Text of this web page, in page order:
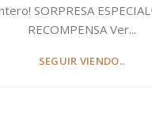
SORPRESA
RECOMPENSA Ver...
SEGUIR VIENDO..